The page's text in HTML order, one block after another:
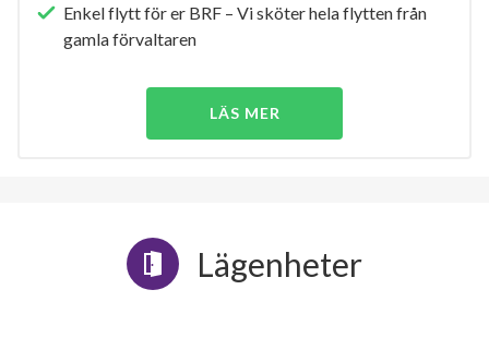
Enkel flytt för er BRF – Vi sköter hela flytten från
gamla förvaltaren
LÄS MER
Lägenheter